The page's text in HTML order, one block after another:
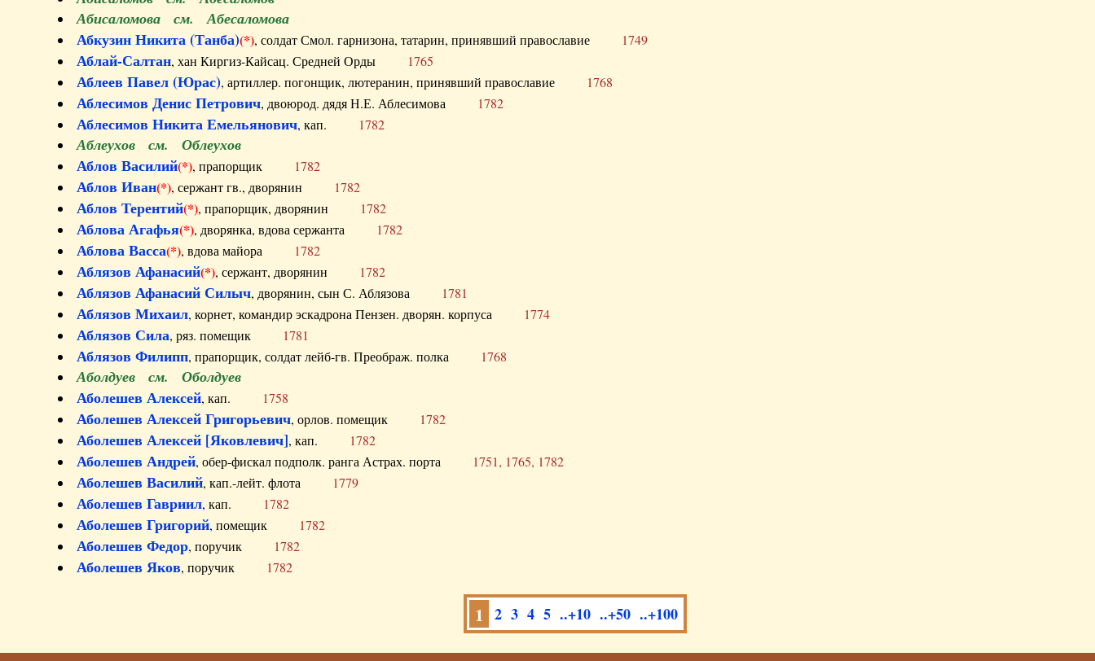
Абисаломова см. Абесаломова
Абкузин Никита (Танба)(*), солдат Смол. гарнизона, татарин, принявший православие 1749
Аблай-Салтан, хан Киргиз-Кайсац. Средней Орды 1765
Аблеев Павел (Юрас), артиллер. погонщик, лютеранин, принявший православие 1768
Аблесимов Денис Петрович, двоюрод. дядя Н.Е. Аблесимова 1782
Аблесимов Никита Емельянович, кап. 1782
Аблеухов см. Облеухов
Аблов Василий(*), прапорщик 1782
Аблов Иван(*), сержант гв., дворянин 1782
Аблов Терентий(*), прапорщик, дворянин 1782
Аблова Агафья(*), дворянка, вдова сержанта 1782
Аблова Васса(*), вдова майора 1782
Аблязов Афанасий(*), сержант, дворянин 1782
Аблязов Афанасий Силыч, дворянин, сын С. Аблязова 1781
Аблязов Михаил, корнет, командир эскадрона Пензен. дворян. корпуса 1774
Аблязов Сила, ряз. помещик 1781
Аблязов Филипп, прапорщик, солдат лейб-гв. Преображ. полка 1768
Аболдуев см. Оболдуев
Аболешев Алексей, кап. 1758
Аболешев Алексей Григорьевич, орлов. помещик 1782
Аболешев Алексей [Яковлевич], кап. 1782
Аболешев Андрей, обер-фискал подполк. ранга Астрах. порта 1751, 1765, 1782
Аболешев Василий, кап.-лейт. флота 1779
Аболешев Гавриил, кап. 1782
Аболешев Григорий, помещик 1782
Аболешев Федор, поручик 1782
Аболешев Яков, поручик 1782
1 2 3 4 5 ..+10 ..+50 ..+100